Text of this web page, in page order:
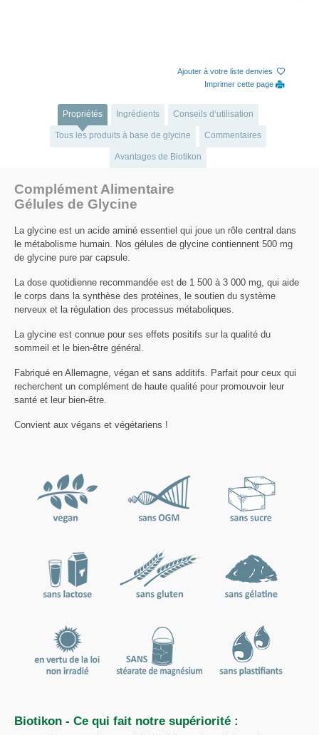
Ajouter à votre liste denvies
Imprimer cette page
Propriétés Ingrédients Conseils d‘utilisation
Tous les produits à base de glycine Commentaires
Avantages de Biotikon
Complément Alimentaire
Gélules de Glycine
La glycine est un acide aminé essentiel qui joue un rôle central dans
le métabolisme humain. Nos gélules de glycine contiennent 500 mg
de glycine pure par capsule.
La dose quotidienne recommandée est de 1 500 à 3 000 mg, qui aide
le corps dans la synthèse des protéines, le soutien du système
nerveux et la régulation des processus métaboliques.
La glycine est connue pour ses effets positifs sur la qualité du
sommeil et le bien-être général.
Fabriqué en Allemagne, végan et sans additifs. Parfait pour ceux qui
recherchent un complément de haute qualité pour promouvoir leur
santé et leur bien-être.
Convient aux végans et végétariens !
Biotikon - Ce qui fait notre supériorité :